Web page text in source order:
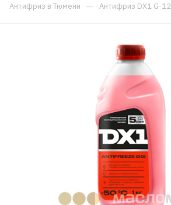
Антифриз в Тюмени — Антифриз DX1 G-